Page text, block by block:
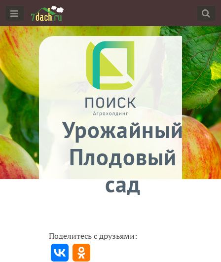
Урожайный
Плодовый
сад
Поделитесь с друзьями: